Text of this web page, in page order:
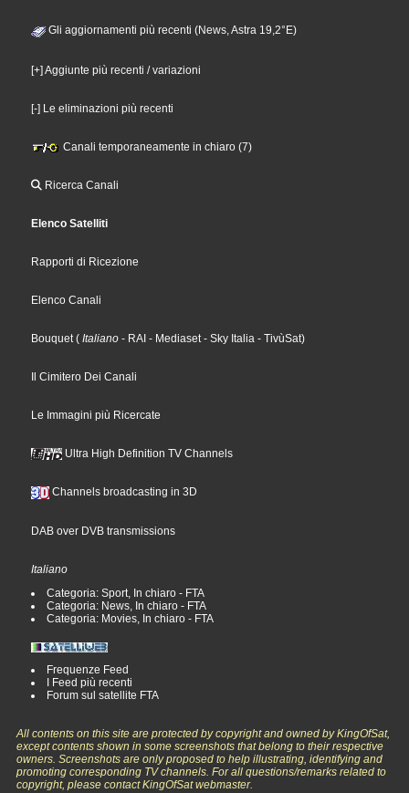
Gli aggiornamenti più recenti (News, Astra 19,2°E)
[+] Aggiunte più recenti / variazioni
[-] Le eliminazioni più recenti
Canali temporaneamente in chiaro (7)
Ricerca Canali
Elenco Satelliti
Rapporti di Ricezione
Elenco Canali
Bouquet( Italiano - RAI - Mediaset- Sky Italia - TivùSat)
Il Cimitero Dei Canali
Le Immagini più Ricercate
Ultra High Definition TV Channels
Channels broadcasting in 3D
DAB over DVB transmissions
Italiano
Categoria: Sport, In chiaro - FTA
Categoria: News, In chiaro - FTA
Categoria: Movies, In chiaro - FTA
Frequenze Feed
I Feed più recenti
Forum sul satellite FTA
All contents on this site are protected by copyright and owned by KingOfSat,
except contents shown in some screenshots that belong to their respective
owners. Screenshots are only proposed to help illustrating, identifying and
promoting corresponding TV channels. For all questions/remarks related to
copyright, please contact KingOfSat webmaster.